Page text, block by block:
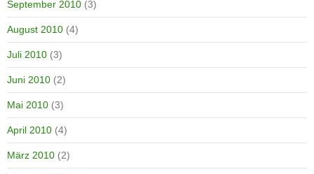
September 2010 (3)
August 2010 (4)
Juli 2010 (3)
Juni 2010 (2)
Mai 2010 (3)
April 2010 (4)
März 2010 (2)